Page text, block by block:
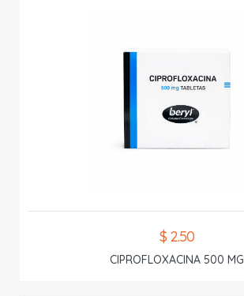
$ 2.50
CIPROFLOXACINA 500 MG